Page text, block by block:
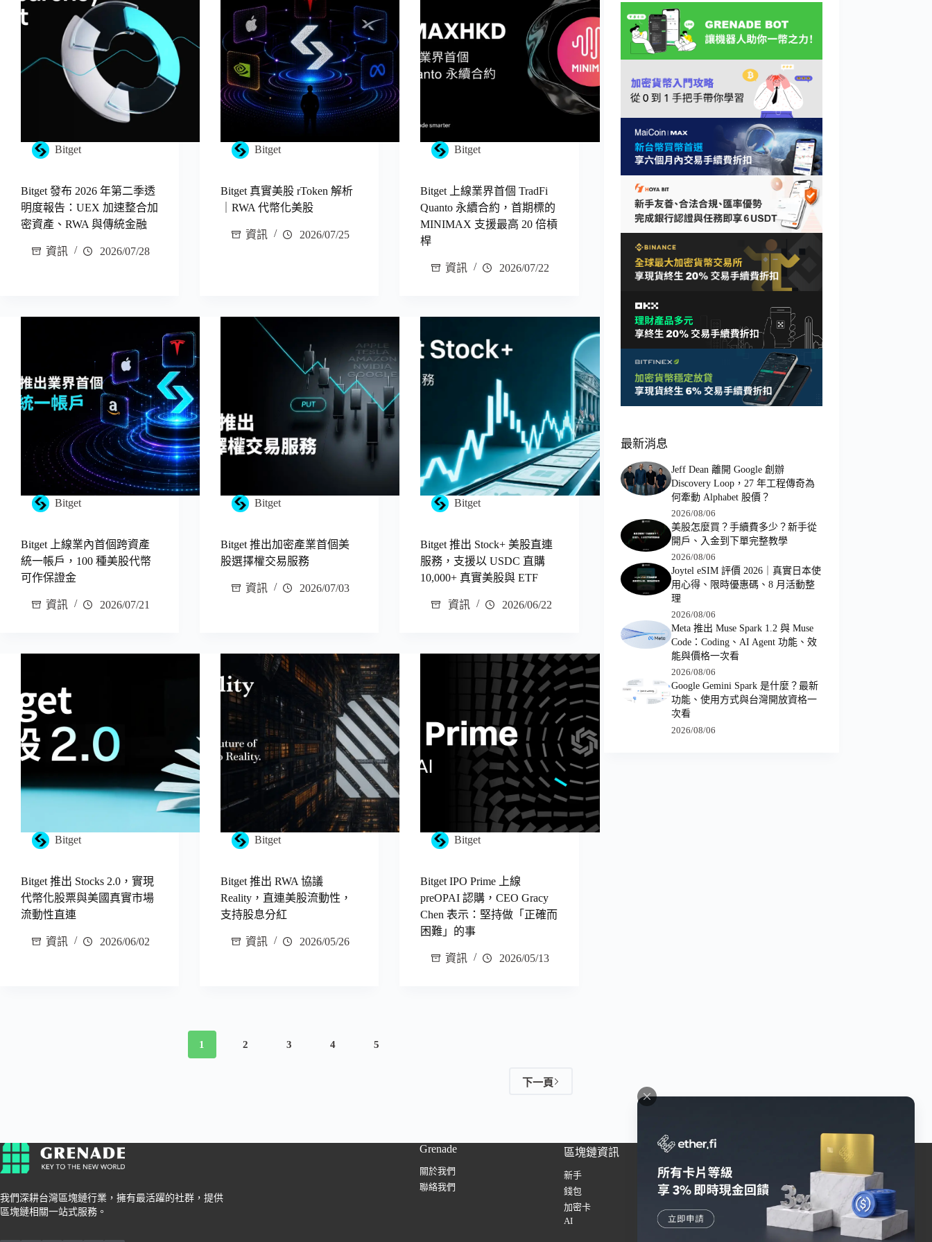
Bitget
Bitget 發布 2026 年第二季透
明度報告：UEX 加速整合加
密資產、RWA 與傳統金融
資訊 2026/07/28
Bitget
Bitget 真實美股 rToken 解析
｜RWA 代幣化美股
資訊 2026/07/25
Bitget
Bitget 上線業界首個 TradFi
Quanto 永續合約，首期標的
MINIMAX 支援最高 20 倍槓
桿
資訊 2026/07/22
Bitget
Bitget 上線業內首個跨資產
統一帳戶，100 種美股代幣
可作保證金
資訊 2026/07/21
Bitget
Bitget 推出加密產業首個美
股選擇權交易服務
資訊 2026/07/03
Bitget
Bitget 推出 Stock+ 美股直連
服務，支援以 USDC 直購
10,000+ 真實美股與 ETF
資訊 2026/06/22
Bitget
Bitget 推出 Stocks 2.0，實現
代幣化股票與美國真實市場
流動性直連
資訊 2026/06/02
Bitget
Bitget 推出 RWA 協議
Reality，直連美股流動性，
支持股息分紅
資訊 2026/05/26
Bitget
Bitget IPO Prime 上線
preOPAI 認購，CEO Gracy
Chen 表示：堅持做「正確而
困難」的事
資訊 2026/05/13
1 2 3 4 5
下一頁
最新消息
Jeff Dean 離開 Google 創辦
Discovery Loop，27 年工程傳奇為
何牽動 Alphabet 股價？
2026/08/06
美股怎麼買？手續費多少？新手從
開戶、入金到下單完整教學
2026/08/06
Joytel eSIM 評價 2026｜真實日本使
用心得、限時優惠碼、8 月活動整
理
2026/08/06
Meta 推出 Muse Spark 1.2 與 Muse
Code：Coding、AI Agent 功能、效
能與價格一次看
2026/08/06
Google Gemini Spark 是什麼？最新
功能、使用方式與台灣開放資格一
次看
2026/08/06
我們深耕台灣區塊鏈行業，擁有最活躍的社群，提供
區塊鏈相關一站式服務。
Grenade
關於我們
聯絡我們
區塊鏈資訊
新手
錢包
加密卡
AI
交易所
幣安
Bybit
HOYA BIT
Pionex